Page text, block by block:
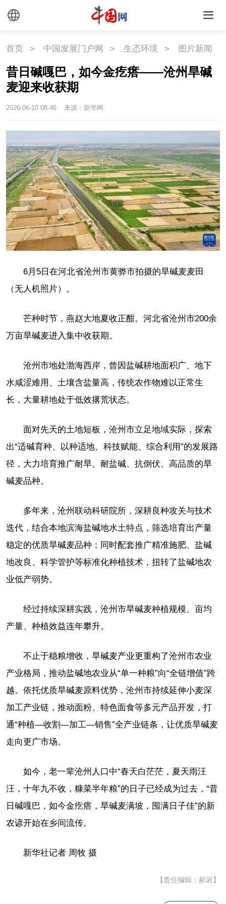
首页 > 中国发展门户网 > 生态环境 > 图片新闻
昔日碱嘎巴，如今金疙瘩——沧州旱碱
麦迎来收获期
2026-06-10 08:46 来源：新华网
6月5日在河北省沧州市黄骅市拍摄的旱碱麦麦田
（无人机照片）。
芒种时节，燕赵大地夏收正酣。河北省沧州市200余
万亩旱碱麦进入集中收获期。
沧州市地处渤海西岸，曾因盐碱耕地面积广、地下
水咸涩难用、土壤含盐量高，传统农作物难以正常生
长，大量耕地处于低效撂荒状态。
面对先天的土地短板，沧州市立足地域实际，探索
出“适碱育种、以种适地、科技赋能、综合利用”的发展路
径，大力培育推广耐旱、耐盐碱、抗倒伏、高品质的旱
碱麦品种。
多年来，沧州联动科研院所，深耕良种攻关与技术
迭代，结合本地滨海盐碱地水土特点，筛选培育出产量
稳定的优质旱碱麦品种；同时配套推广精准施肥、盐碱
地改良、科学管护等标准化种植技术，扭转了盐碱地农
业低产弱势。
经过持续深耕实践，沧州市旱碱麦种植规模、亩均
产量、种植效益连年攀升。
不止于稳粮增收，旱碱麦产业更重构了沧州市农业
产业格局，推动盐碱地农业从“单一种粮”向“全链增值”跨
越。依托优质旱碱麦原料优势，沧州市持续延伸小麦深
加工产业链，推动面粉、特色面食等多元产品开发，打
通“种植—收割—加工—销售”全产业链条，让优质旱碱麦
走向更广市场。
如今，老一辈沧州人口中“春天白茫茫，夏天雨汪
汪，十年九不收，糠菜半年粮”的日子已经成为过去，“昔
日碱嘎巴，如今金疙瘩，旱碱麦满坡，囤满日子佳”的新
农谚开始在乡间流传。
新华社记者 周牧 摄
【责任编辑：郝岩】